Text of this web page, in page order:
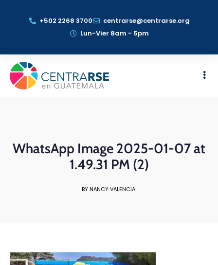
+502 2268 3700
centrarse@centrarse.org
Lun-Vier 8am - 5pm
WhatsApp Image 2025-01-07 at
1.49.31 PM (2)
BY NANCY VALENCIA